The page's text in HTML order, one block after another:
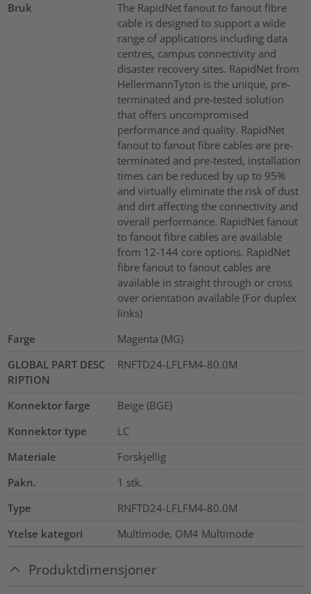
Bruk
The RapidNet fanout to fanout fibre
cable is designed to support a wide
range of applications including data
centres, campus connectivity and
disaster recovery sites. RapidNet from
HellermannTyton is the unique, pre-
terminated and pre-tested solution
that offers uncompromised
performance and quality. RapidNet
fanout to fanout fibre cables are pre-
terminated and pre-tested, installation
times can be reduced by up to 95%
and virtually eliminate the risk of dust
and dirt affecting the connectivity and
overall performance. RapidNet fanout
to fanout fibre cables are available
from 12-144 core options. RapidNet
fibre fanout to fanout cables are
available in straight through or cross
over orientation available (For duplex
links)
Farge
Magenta (MG)
GLOBAL PART DESC
RIPTION
RNFTD24-LFLFM4-80.0M
Konnektor farge
Beige (BGE)
Konnektor type
LC
Materiale
Forskjellig
Pakn.
1 stk.
Type
RNFTD24-LFLFM4-80.0M
Ytelse kategori
Multimode, OM4 Multimode
Produktdimensjoner